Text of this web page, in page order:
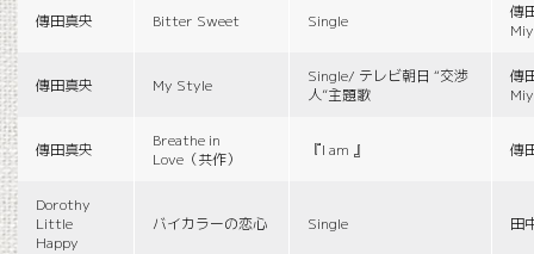
傳田真央 Bitter Sweet Single
傳
傳田真央 My Style
Single/ テレビ朝日 “交渉
人”主題歌
傳
傳田真央
Breathe in
Love（共作）
『I am 』 傳
Dorothy
Little
Happy
バイカラーの恋心 Single 田